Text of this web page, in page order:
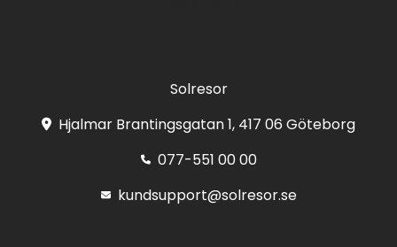
Solresor
Hjalmar Brantingsgatan 1, 417 06 Göteborg
077-551 00 00
kundsupport@solresor.se